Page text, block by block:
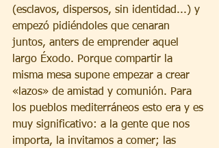
(esclavos, dispersos, sin identidad...) y
empezó pidiéndoles que cenaran
juntos, anters de emprender aquel
largo Éxodo. Porque compartir la
misma mesa supone empezar a crear
«lazos» de amistad y comunión. Para
los pueblos mediterráneos esto era y es
muy significativo: a la gente que nos
importa, la invitamos a comer; las